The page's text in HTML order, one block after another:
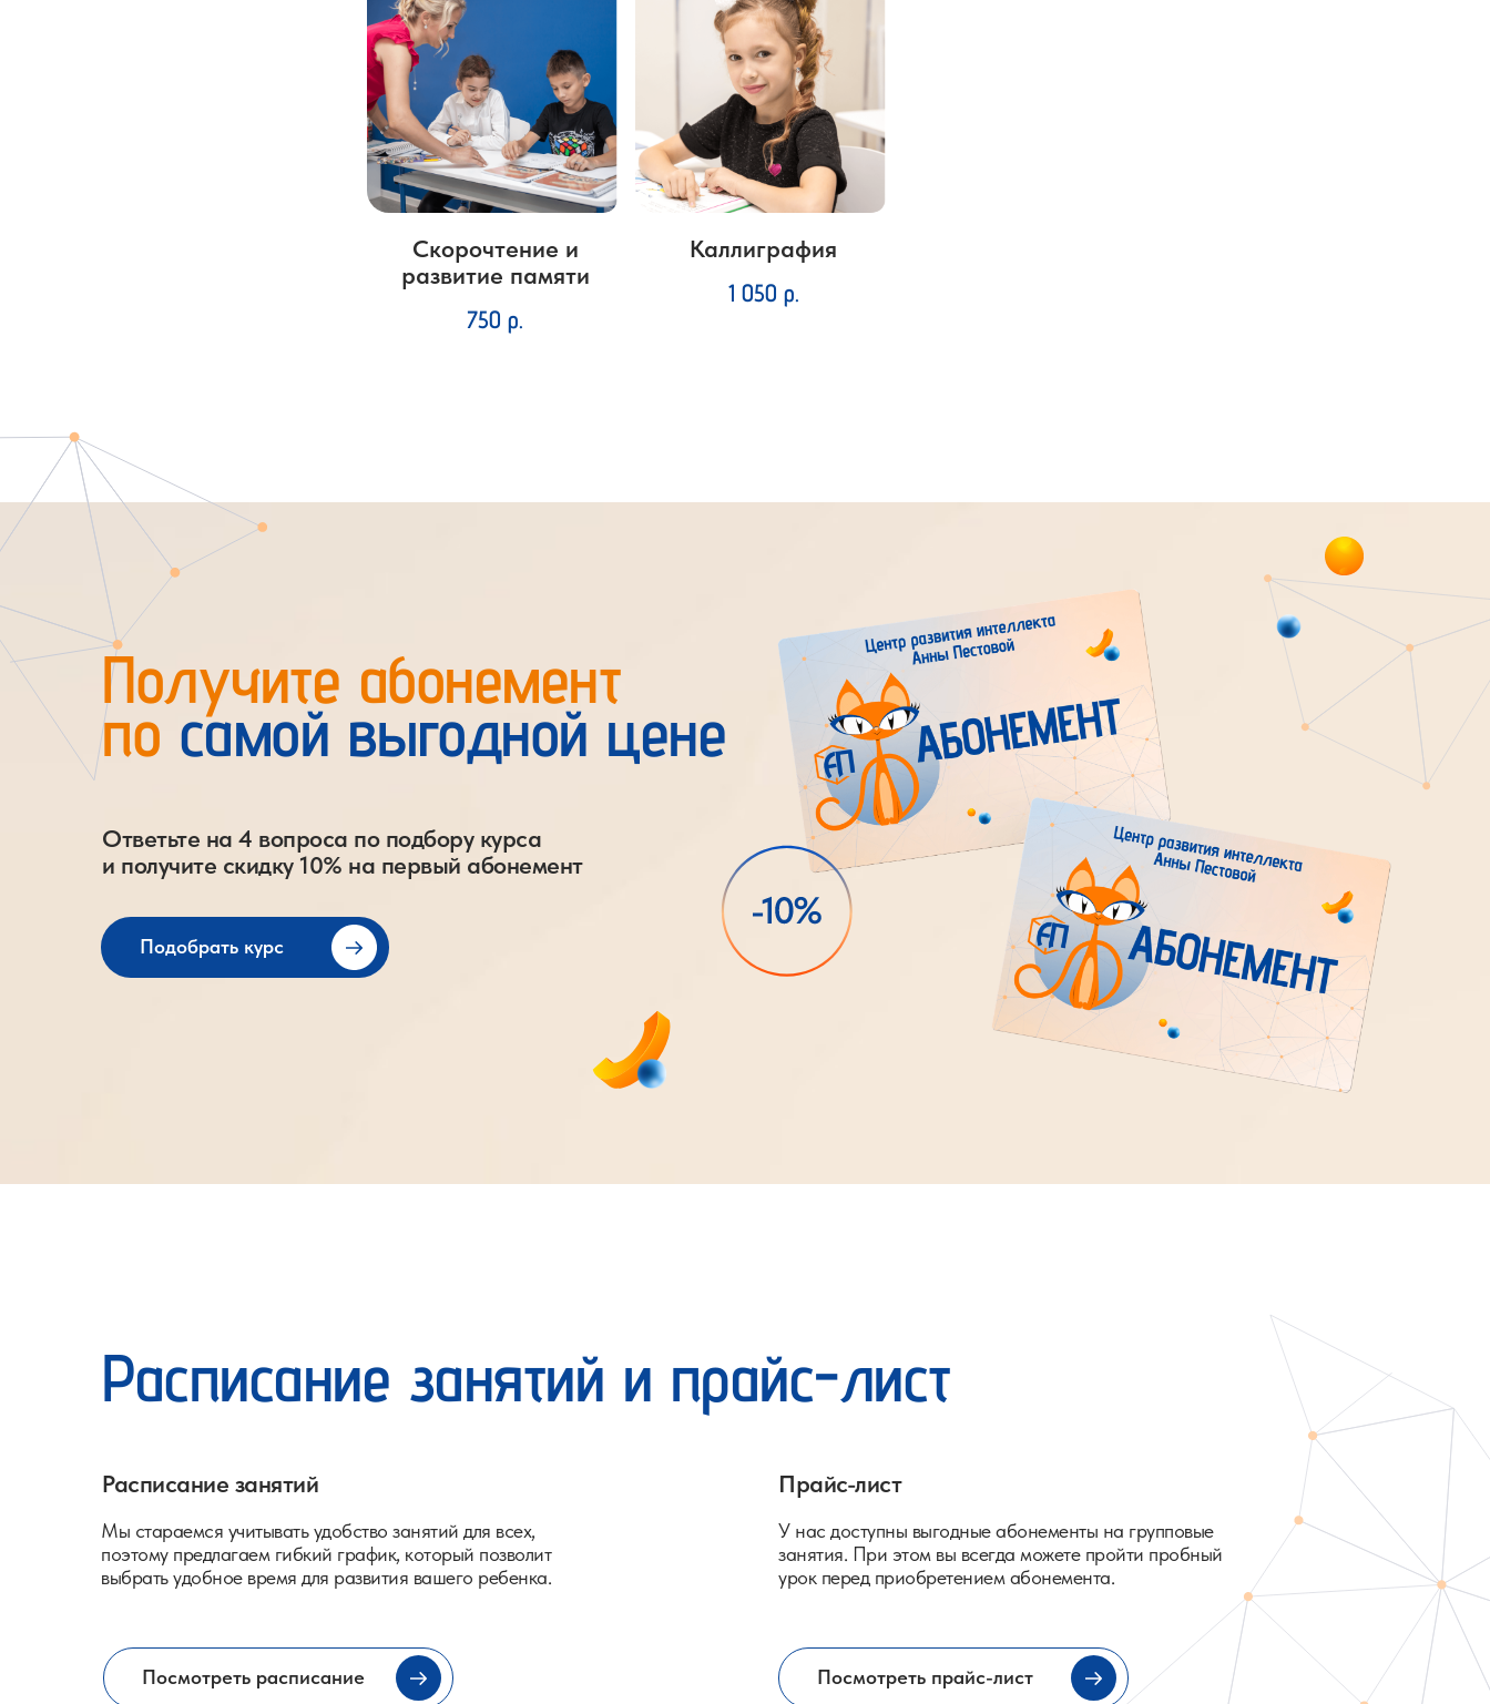
Скорочтение и
развитие памяти
750 р.
Каллиграфия
1 050 р.
Получите абонемент
посамой выгодной цене
Ответьте на 4 вопроса по подбору курса
и получите скидку 10% на первый абонемент
Подобрать курс
Расписание занятий и прайс-лист
Посмотреть расписание
Расписание занятий Прайс-лист
Мы стараемся учитывать удобство занятий для всех,
поэтому предлагаем гибкий график, который позволит
выбрать удобное время для развития вашего ребенка.
У нас доступны выгодные абонементы на групповые
занятия. При этом вы всегда можете пройти пробный
урок перед приобретением абонемента.
Посмотреть прайс-лист